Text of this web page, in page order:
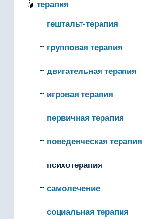
терапия
гештальт-терапия
групповая терапия
двигательная терапия
игровая терапия
первичная терапия
поведенческая терапия
психотерапия
самолечение
социальная терапия